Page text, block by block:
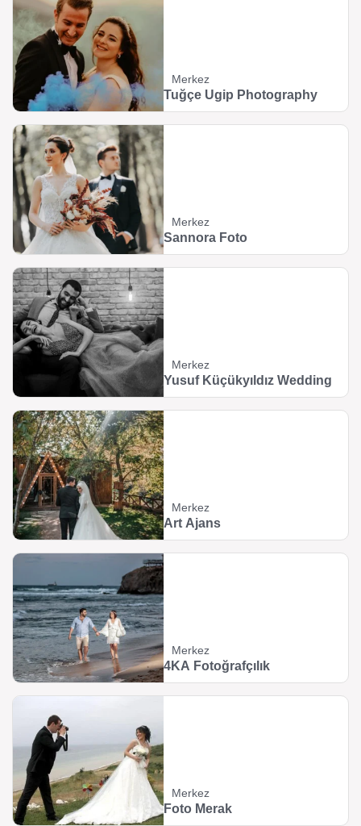
Merkez
Tuğçe Ugip Photography
Merkez
Sannora Foto
Merkez
Yusuf Küçükyıldız Wedding
Merkez
Art Ajans
Merkez
4KA Fotoğrafçılık
Merkez
Foto Merak